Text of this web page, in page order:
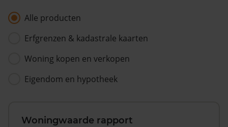
Alle producten
Erfgrenzen & kadastrale kaarten
Woning kopen en verkopen
Eigendom en hypotheek
Woningwaarde rapport